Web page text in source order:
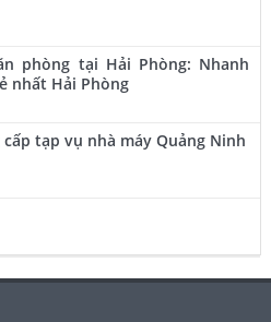
phòng tại Hải Phòng: Nhanh
nhất Hải Phòng
tạp vụ nhà máy Quảng Ninh